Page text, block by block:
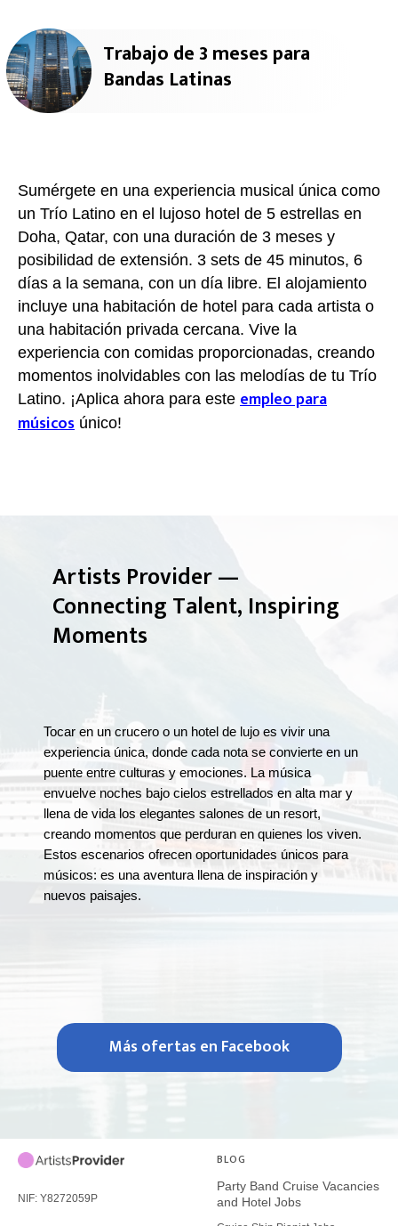
Trabajo de 3 meses para
Bandas Latinas
Sumérgete en una experiencia musical única como
un Trío Latino en el lujoso hotel de 5 estrellas en
Doha, Qatar, con una duración de 3 meses y
posibilidad de extensión. 3 sets de 45 minutos, 6
días a la semana, con un día libre. El alojamiento
incluye una habitación de hotel para cada artista o
una habitación privada cercana. Vive la
experiencia con comidas proporcionadas, creando
momentos inolvidables con las melodías de tu Trío
Latino. ¡Aplica ahora para este empleo para
músicos único!
Artists Provider —
Connecting Talent, Inspiring
Moments
Tocar en un crucero o un hotel de lujo es vivir una
experiencia única, donde cada nota se convierte en un
puente entre culturas y emociones. La música
envuelve noches bajo cielos estrellados en alta mar y
llena de vida los elegantes salones de un resort,
creando momentos que perduran en quienes los viven.
Estos escenarios ofrecen oportunidades únicos para
músicos: es una aventura llena de inspiración y
nuevos paisajes.
Más ofertas en Facebook
NIF: Y8272059P
BLOG
Party Band Cruise Vacancies
and Hotel Jobs